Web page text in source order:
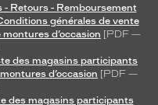
- Retours - Remboursement
générales de vente
d’occasion [PDF —
des magasins participants
d’occasion [PDF —
des magasins participants